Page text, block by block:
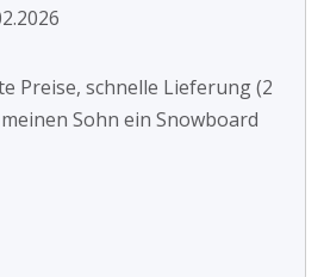
Preise, schnelle Lieferung (2
Sohn ein Snowboard